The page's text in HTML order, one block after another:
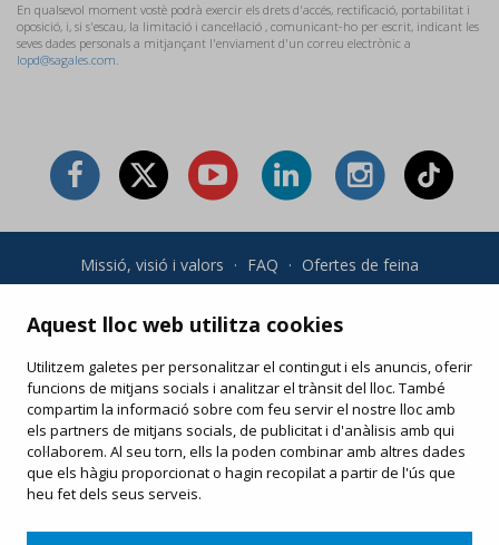
Aquest lloc web utilitza cookies
Utilitzem galetes per personalitzar el contingut i els anuncis, oferir
funcions de mitjans socials i analitzar el trànsit del lloc. També
compartim la informació sobre com feu servir el nostre lloc amb
els partners de mitjans socials, de publicitat i d'anàlisis amb qui
col·laborem. Al seu torn, ells la poden combinar amb altres dades
que els hàgiu proporcionat o hagin recopilat a partir de l'ús que
heu fet dels seus serveis.
En qualsevol moment vostè podrà exercir els drets d'accés, rectificació, portabilitat i
oposició, i, si s'escau, la limitació i cancel·lació , comunicant-ho per escrit, indicant les
seves dades personals a mitjançant l'enviament d'un correu electrònic a
lopd@sagales.com.
Missió, visió i valors · FAQ · Ofertes de feina
compra · Política de cookies
Les teves compres online
Modifica o torna a imprimir el teu e-ticket